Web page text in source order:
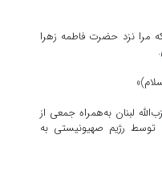
مرا نزد حضرت فاطمه زهرا
لبنان به‌همراه جمعی از
خود روز جمعه (۶ مهر ۱۴۰۳) توسط رژیم صهیونیستی به